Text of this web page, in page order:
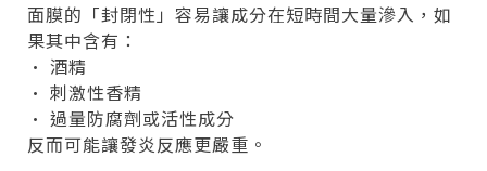
面膜的「封閉性」容易讓成分在短時間大量滲入，如
果其中含有：
• 酒精
• 刺激性香精
• 過量防腐劑或活性成分
反而可能讓發炎反應更嚴重。